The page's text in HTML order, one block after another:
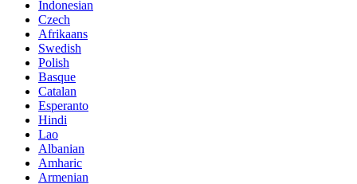
Indonesian
Czech
Afrikaans
Swedish
Polish
Basque
Catalan
Esperanto
Hindi
Lao
Albanian
Amharic
Armenian